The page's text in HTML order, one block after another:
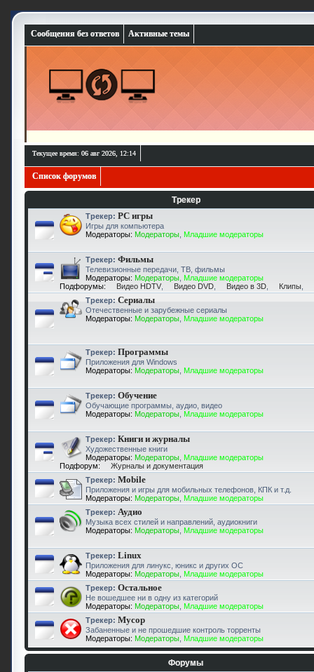
Сообщения без ответов Активные темы
Текущее время: 06 авг 2026, 12:14
Список форумов
Трекер
Трекер: PC игры
Игры для компьютера
Модераторы: Модераторы Младшие модераторы
Трекер: Фильмы
Телевизионные передачи, ТВ, фильмы
Модераторы: Модераторы Младшие модераторы
Подфорумы:
Видео HDTV Видео DVD Видео в 3D Клипы
Трекер: Сериалы
Отечественные и зарубежные сериалы
Модераторы: Модераторы Младшие модераторы
Трекер: Программы
Приложения для Windows
Модераторы: Модераторы Младшие модераторы
Трекер: Обучение
Обучающие программы, аудио, видео
Модераторы: Модераторы Младшие модераторы
Трекер: Книги и журналы
Художественные книги
Модераторы: Модераторы Младшие модераторы
Подфорум:
Журналы и документация
Трекер: Mobile
Приложения и игры для мобильных телефонов, КПК и т.д.
Модераторы: Модераторы Младшие модераторы
Трекер: Аудио
Музыка всех стилей и направлений, аудиокниги
Модераторы: Модераторы Младшие модераторы
Трекер: Linux
Приложения для линукс, юникс и других ОС
Модераторы: Модераторы Младшие модераторы
Трекер: Остальное
Не вошедшее ни в одну из категорий
Модераторы: Модераторы Младшие модераторы
Трекер: Мусор
Забаненные и не прошедшие контроль торренты
Модераторы: Модераторы Младшие модераторы
Форумы